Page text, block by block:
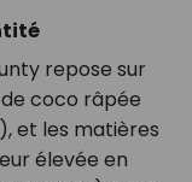
repose sur
coco râpée
et les matières
élevée en